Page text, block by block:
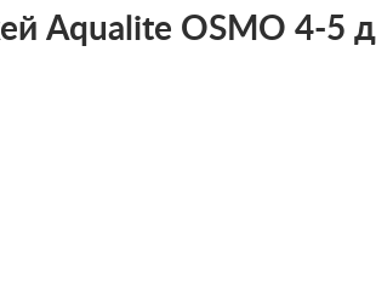
Aqualite OSMO 4-5